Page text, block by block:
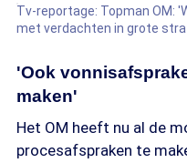
Tv-reportage: Topman OM:
met verdachten in grote
'Ook
maken'
Het OM heeft nu al de
procesafspraken te